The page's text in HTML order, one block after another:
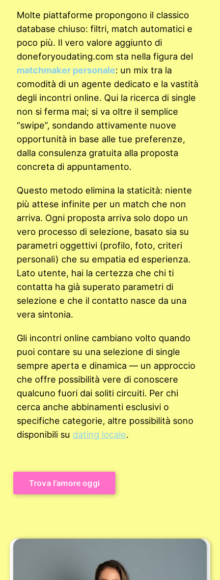
Molte piattaforme propongono il classico
database chiuso: filtri, match automatici e
poco più. Il vero valore aggiunto di
doneforyoudating.com sta nella figura del
matchmaker personale: un mix tra la
comodità di un agente dedicato e la vastità
degli incontri online. Qui la ricerca di single
non si ferma mai; si va oltre il semplice
“swipe”, sondando attivamente nuove
opportunità in base alle tue preferenze,
dalla consulenza gratuita alla proposta
concreta di appuntamento.
Questo metodo elimina la staticità: niente
più attese infinite per un match che non
arriva. Ogni proposta arriva solo dopo un
vero processo di selezione, basato sia su
parametri oggettivi (profilo, foto, criteri
personali) che su empatia ed esperienza.
Lato utente, hai la certezza che chi ti
contatta ha già superato parametri di
selezione e che il contatto nasce da una
vera sintonia.
Gli incontri online cambiano volto quando
puoi contare su una selezione di single
sempre aperta e dinamica — un approccio
che offre possibilità vere di conoscere
qualcuno fuori dai soliti circuiti. Per chi
cerca anche abbinamenti esclusivi o
specifiche categorie, altre possibilità sono
disponibili su dating locale.
Trova l'amore oggi